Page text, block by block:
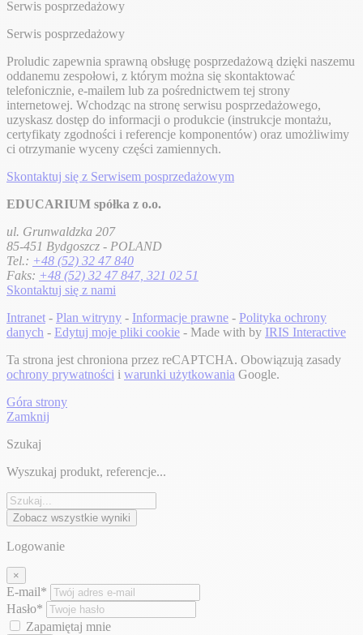
Serwis posprzedażowy
Serwis posprzedażowy
Proludic zapewnia sprawną obsługę posprzedażową dzięki naszemu
oddanemu zespołowi, z którym można się skontaktować
telefonicznie, e-mailem lub za pośrednictwem tej strony
internetowej. Wchodząc na stronę serwisu posprzedażowego,
uzyskasz dostęp do informacji o produkcie (instrukcje montażu,
certyfikaty zgodności i referencje komponentów) oraz umożliwimy
ci otrzymanie wyceny części zamiennych.
Skontaktuj się z Serwisem posprzedażowym
EDUCARIUM spółka z o.o.
ul. Grunwaldzka 207
85-451 Bydgoszcz - POLAND
Tel.: +48 (52) 32 47 840
Faks: +48 (52) 32 47 847, 321 02 51
Skontaktuj się z nami
Intranet - Plan witryny - Informacje prawne - Polityka ochrony
danych - Edytuj moje pliki cookie - Made with by IRIS Interactive
Ta strona jest chroniona przez reCAPTCHA. Obowiązują zasady
ochrony prywatności i warunki użytkowania Google.
Góra strony
Zamknij
Szukaj
Wyszukaj produkt, referencje...
Zobacz wszystkie wyniki
Logowanie
×
E-mail*
Hasło*
Zapamiętaj mnie